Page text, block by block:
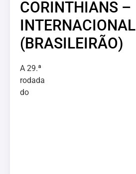
CORINTHIANS –
INTERNACIONAL
(BRASILEIRÃO)
A 29.ª
rodada
do